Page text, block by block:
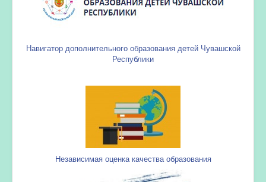
Навигатор дополнительного образования детей Чувашской
Республики
Независимая оценка качества образования